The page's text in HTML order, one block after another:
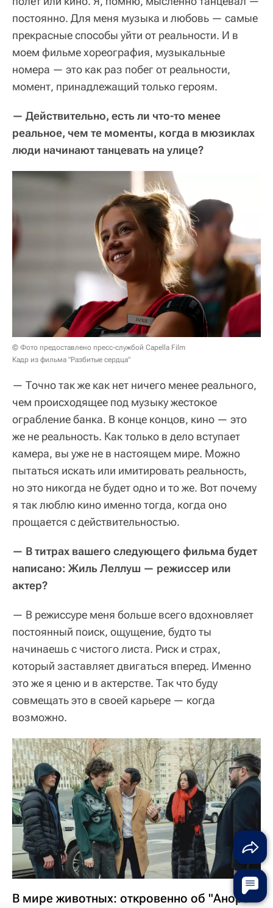
постоянно. Для меня музыка и любовь — самые
прекрасные способы уйти от реальности. И в
моем фильме хореография, музыкальные
номера — это как раз побег от реальности,
момент, принадлежащий только героям.
— Действительно, есть ли что-то менее
реальное, чем те моменты, когда в мюзиклах
люди начинают танцевать на улице?
© Фото предоставлено пресс-службой Capella Film
Кадр из фильма "Разбитые сердца"
— Точно так же как нет ничего менее реального,
чем происходящее под музыку жестокое
ограбление банка. В конце концов, кино — это
же не реальность. Как только в дело вступает
камера, вы уже не в настоящем мире. Можно
пытаться искать или имитировать реальность,
но это никогда не будет одно и то же. Вот почему
я так люблю кино именно тогда, когда оно
прощается с действительностью.
— В титрах вашего следующего фильма будет
написано: Жиль Леллуш — режиссер или
актер?
— В режиссуре меня больше всего вдохновляет
постоянный поиск, ощущение, будто ты
начинаешь с чистого листа. Риск и страх,
который заставляет двигаться вперед. Именно
это же я ценю и в актерстве. Так что буду
совмещать это в своей карьере — когда
возможно.
В мире животных: откровенно об "Аноре"